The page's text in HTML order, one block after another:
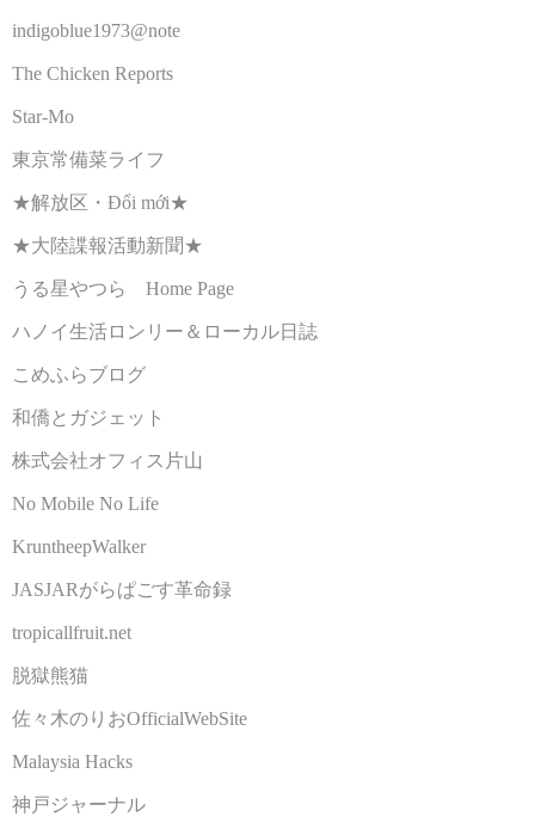
indigoblue1973@note
The Chicken Reports
Star-Mo
東京常備菜ライフ
★解放区・Đổi mới★
★大陸諜報活動新聞★
うる星やつら Home Page
ハノイ生活ロンリー＆ローカル日誌
こめふらブログ
和僑とガジェット
株式会社オフィス片山
No Mobile No Life
KruntheepWalker
JASJARがらぱごす革命録
tropicallfruit.net
脱獄熊猫
佐々木のりおOfficialWebSite
Malaysia Hacks
神戸ジャーナル